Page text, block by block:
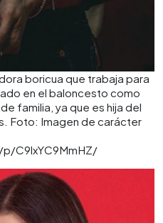
boricua que trabaja para
en el baloncesto como
familia, ya que es hija del
Foto: Imagen de carácter
C9lxYC9MmHZ/